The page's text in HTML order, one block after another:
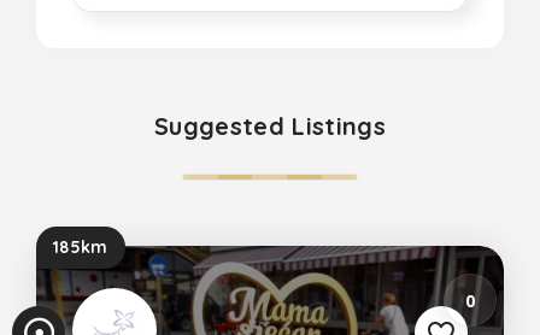
Suggested Listings
185km
0